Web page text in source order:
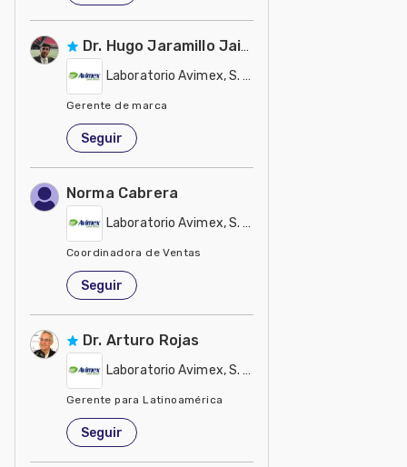
Dr. Hugo Jaramillo Jaimes
Laboratorio Avimex, S. A de C. V.
Gerente de marca
México
Seguir
Norma Cabrera
Laboratorio Avimex, S. A de C. V.
Coordinadora de Ventas
México
Seguir
Dr. Arturo Rojas
Laboratorio Avimex, S. A de C. V.
Gerente para Latinoamérica
México
Seguir